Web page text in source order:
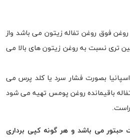
فوق روغن تفاله زیتون می باشد واز
تری نسبت به روغن زیتون های بالا می
بصورت فشار سرد یا کلد پرس می
باقیمانده روغن پومس تهیه می شود
حبتور می باشد و هر گونه کپی برداری